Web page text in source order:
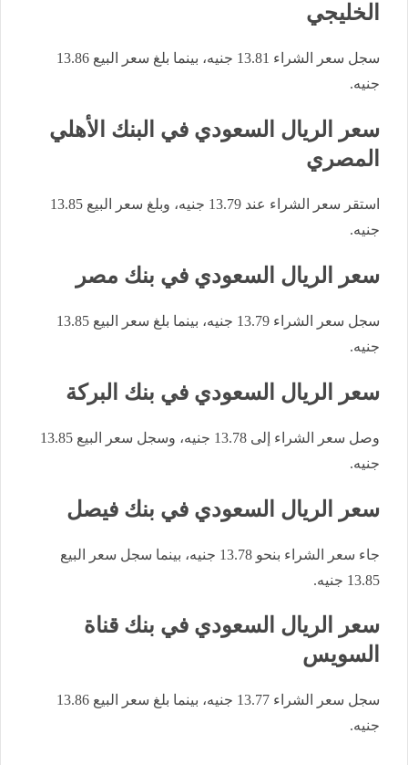
الخليجي
سجل سعر الشراء 13.81 جنيه، بينما بلغ سعر البيع 13.86
جنيه.
سعر الريال السعودي في البنك الأهلي
المصري
استقر سعر الشراء عند 13.79 جنيه، وبلغ سعر البيع 13.85
جنيه.
سعر الريال السعودي في بنك مصر
سجل سعر الشراء 13.79 جنيه، بينما بلغ سعر البيع 13.85
جنيه.
سعر الريال السعودي في بنك البركة
وصل سعر الشراء إلى 13.78 جنيه، وسجل سعر البيع 13.85
جنيه.
سعر الريال السعودي في بنك فيصل
جاء سعر الشراء بنحو 13.78 جنيه، بينما سجل سعر البيع
13.85 جنيه.
سعر الريال السعودي في بنك قناة
السويس
سجل سعر الشراء 13.77 جنيه، بينما بلغ سعر البيع 13.86
جنيه.